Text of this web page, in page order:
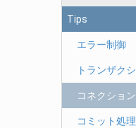
Tips
エラー制御
トランザク
コネクショ
コミット処